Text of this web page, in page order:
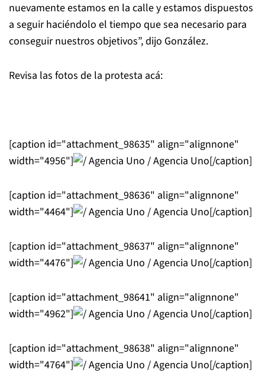
nuevamente estamos en la calle y estamos dispuestos
a seguir haciéndolo el tiempo que sea necesario para
conseguir nuestros objetivos”, dijo González.
Revisa las fotos de la protesta acá:
[caption id="attachment_98635" align="alignnone"
width="4956"]
/ Agencia Uno[/caption]
[caption id="attachment_98636" align="alignnone"
width="4464"]
/ Agencia Uno[/caption]
[caption id="attachment_98637" align="alignnone"
width="4476"]
/ Agencia Uno[/caption]
[caption id="attachment_98641" align="alignnone"
width="4962"]
/ Agencia Uno[/caption]
[caption id="attachment_98638" align="alignnone"
width="4764"]
/ Agencia Uno[/caption]